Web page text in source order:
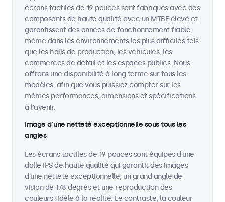
écrans tactiles de 19 pouces sont fabriqués avec des
composants de haute qualité avec un MTBF élevé et
garantissent des années de fonctionnement fiable,
même dans les environnements les plus difficiles tels
que les halls de production, les véhicules, les
commerces de détail et les espaces publics. Nous
offrons une disponibilité à long terme sur tous les
modèles, afin que vous puissiez compter sur les
mêmes performances, dimensions et spécifications
à l'avenir.
Image d'une netteté exceptionnelle sous tous les
angles
Les écrans tactiles de 19 pouces sont équipés d'une
dalle IPS de haute qualité qui garantit des images
d'une netteté exceptionnelle, un grand angle de
vision de 178 degrés et une reproduction des
couleurs fidèle à la réalité. Le contraste, la couleur